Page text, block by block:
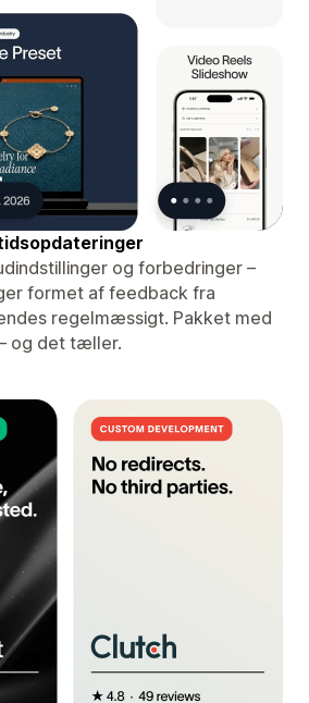
og forbedringer –
formet af feedback fra
regelmæssigt. Pakket med
og det tæller.